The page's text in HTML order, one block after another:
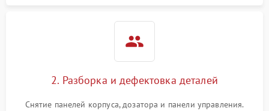
2. Разборка и дефектовка деталей
Снятие панелей корпуса, дозатора и панели управления.